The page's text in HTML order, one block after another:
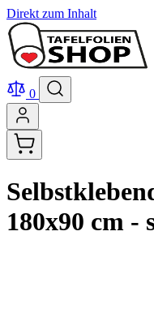
Direkt zum Inhalt
0
180x90 cm -